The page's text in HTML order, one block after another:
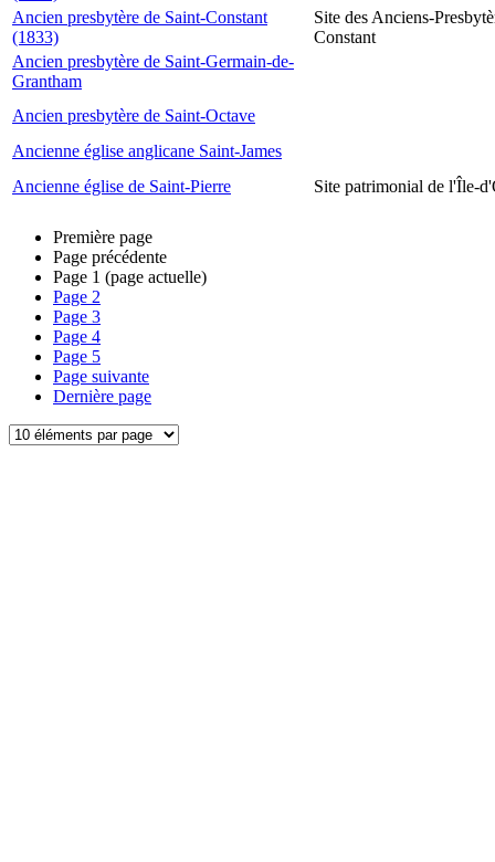
Ancien presbytère de Saint-Constant
(1833)
Site des Anciens-
Constant
Ancien presbytère de Saint-Germain-de-
Grantham
Ancien presbytère de Saint-Octave
Ancienne église anglicane Saint-James
Ancienne église de Saint-Pierre
Site patrimonial de l'Île-
Première page
Page précédente
Page 1 (page actuelle)
Page 2
Page 3
Page 4
Page 5
Page suivante
Dernière page